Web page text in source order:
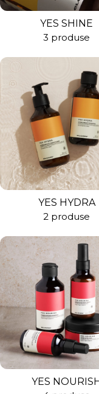
YES SHINE
3 produse
YES HYDRA
2 produse
YES